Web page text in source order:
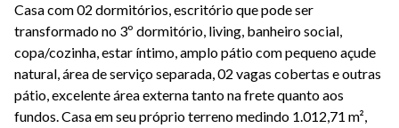
Casa com 02 dormitórios, escritório que pode ser
transformado no 3º dormitório, living, banheiro social,
copa/cozinha, estar íntimo, amplo pátio com pequeno açude
natural, área de serviço separada, 02 vagas cobertas e outras
pátio, excelente área externa tanto na frete quanto aos
fundos. Casa em seu próprio terreno medindo 1.012,71 m²,